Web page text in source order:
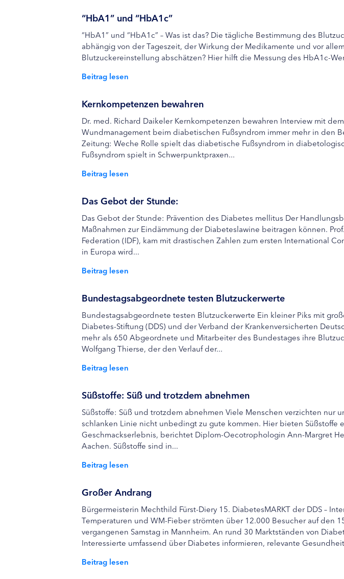
“HbA1” und “HbA1c”
“HbA1” und “HbA1c” – Was ist das? Die tägliche Bestimmung des
abhängig von der Tageszeit, der Wirkung der Medikamente und vor
Blutzuckereinstellung abschätzen? Hier hilft die Messung des HbA1c-
Beitrag lesen
Kernkompetenzen bewahren
Dr. med. Richard Daikeler Kernkompetenzen bewahren Interview mit
Wundmanagement beim diabetischen Fußsyndrom immer mehr in den
Zeitung: Weche Rolle spielt das diabetische Fußsyndrom in
Fußsyndrom spielt in Schwerpunktpraxen...
Beitrag lesen
Das Gebot der Stunde:
Das Gebot der Stunde: Prävention des Diabetes mellitus Der
Maßnahmen zur Eindämmung der Diabeteslawine beitragen können.
Federation (IDF), kam mit drastischen Zahlen zum ersten International
in Europa wird...
Beitrag lesen
Bundestagsabgeordnete testen Blutzuckerwerte
Bundestagsabgeordnete testen Blutzuckerwerte Ein kleiner Piks mit
Diabetes-Stiftung (DDS) und der Verband der Krankenversicherten
mehr als 650 Abgeordnete und Mitarbeiter des Bundestages ihre
Wolfgang Thierse, der den Verlauf der...
Beitrag lesen
Süßstoffe: Süß und trotzdem abnehmen
Süßstoffe: Süß und trotzdem abnehmen Viele Menschen verzichten nur
schlanken Linie nicht unbedingt zu gute kommen. Hier bieten
Geschmackserlebnis, berichtet Diplom-Oecotrophologin Ann-Margret
Aachen. Süßstoffe sind in...
Beitrag lesen
Großer Andrang
Bürgermeisterin Mechthild Fürst-Diery 15. DiabetesMARKT der DDS –
Temperaturen und WM-Fieber strömten über 12.000 Besucher auf den
vergangenen Samstag in Mannheim. An rund 30 Marktständen von
Interessierte umfassend über Diabetes informieren, relevante
Beitrag lesen